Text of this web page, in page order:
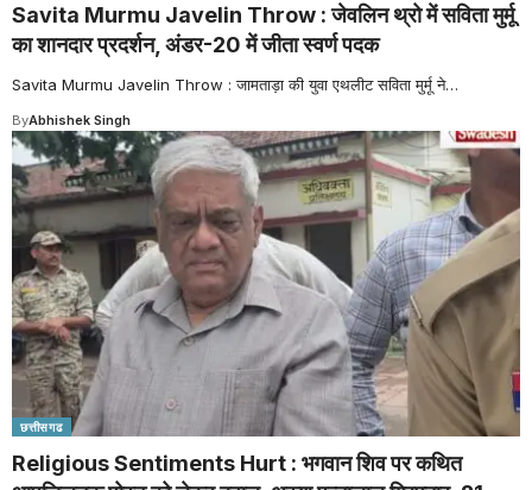
Savita Murmu Javelin Throw : जेवलिन थ्रो में सविता मुर्मू
का शानदार प्रदर्शन, अंडर-20 में जीता स्वर्ण पदक
Savita Murmu Javelin Throw : जामताड़ा की युवा एथलीट सविता मुर्मू ने…
ByAbhishek Singh
छत्तीसगढ
Religious Sentiments Hurt : भगवान शिव पर कथित